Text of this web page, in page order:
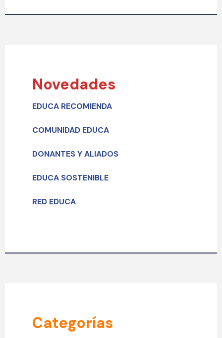
Novedades
EDUCA RECOMIENDA
COMUNIDAD EDUCA
DONANTES Y ALIADOS
EDUCA SOSTENIBLE
RED EDUCA
Categorías